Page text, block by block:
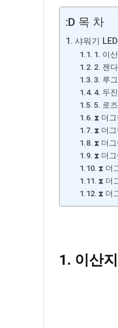
:D 목 차
샤워기
1. 이
2. 젠
3. 루
4. 두
5. 로
⧗ 더
⧗ 더
⧗ 더
⧗ 더
⧗ 더
⧗ 더
⧗ 더
1. 이산